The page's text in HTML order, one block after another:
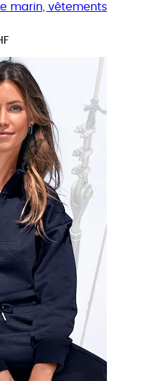
marin, vêtements